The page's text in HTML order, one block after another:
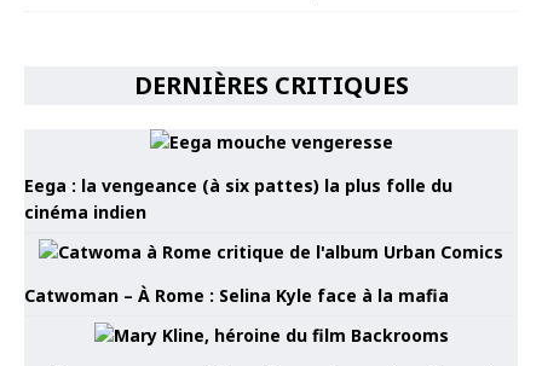
DERNIÈRES CRITIQUES
Eega : la vengeance (à six pattes) la plus folle du
cinéma indien
Catwoman – À Rome : Selina Kyle face à la mafia